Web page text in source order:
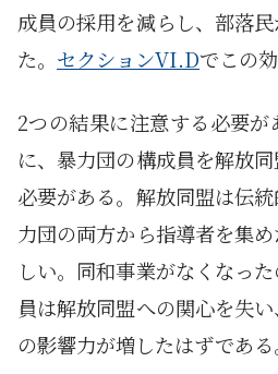
成員の採用を減らし、部落
た。 セクションVI.Dでこの
2つの結果に注意する必要
に、暴力団の構成員を解放
必要がある。解放同盟は伝
力団の両方から指導者を集
しい。同和事業がなくなっ
員は解放同盟への関心を失
の影響力が増したはずである